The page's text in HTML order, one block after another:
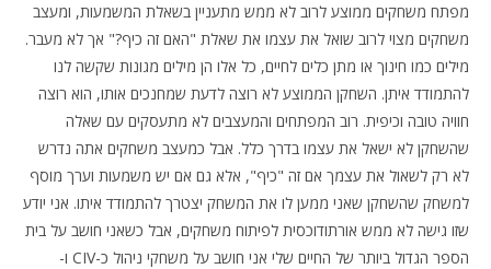
מפתח משחקים ממוצע לרוב לא ממש מתעניין בשאלת המשמעות, ומעצב
משחקים מצוי לרוב שואל את עצמו את שאלת "האם זה כיף?" אך לא מעבר.
מילים כמו חינוך או מתן כלים לחיים, כל אלו הן מילים מגונות שקשה לנו
להתמודד איתן. השחקן הממוצע לא רוצה לדעת שמחנכים אותו, הוא רוצה
חוויה טובה וכיפית. רוב המפתחים והמעצבים לא מתעסקים עם שאלה
שהשחקן לא ישאל את עצמו בדרך כלל. אבל כמעצב משחקים אתה נדרש
לא רק לשאול את עצמך אם זה "כיף", אלא גם אם יש משמעות וערך מוסף
למשחק שהשחקן שאני ממען לו את המשחק יצטרך להתמודד איתו. אני יודע
שזו גישה לא ממש אורתודוכסית לפיתוח משחקים, אבל כשאני חושב על בית
הספר הגדול ביותר של החיים שלי אני חושב על משחקי ניהול כ-CIV ו-